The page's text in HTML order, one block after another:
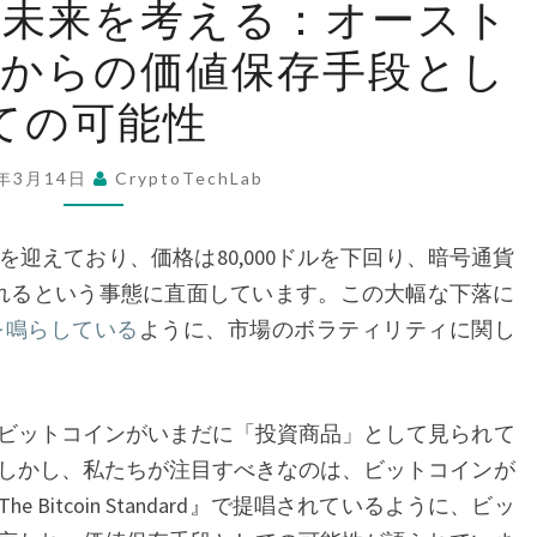
ッ
ト
コ
イ
ン
の
来
を
考
オ
ー
来を考える：オースト
らの価値保存手段とし
の可能性
3月14日 CryptoTechLab
えており、価格は80,000ドルを下回り、暗号通貨
という事態に直面しています。この大幅な下落に
鳴らしている ように、市場のボラティリティに関し
トコインがいまだに「投資商品」として見られて
かし、私たちが注目すべきなのは、ビットコインが
Bitcoin Standard』で提唱されているように、ビッ